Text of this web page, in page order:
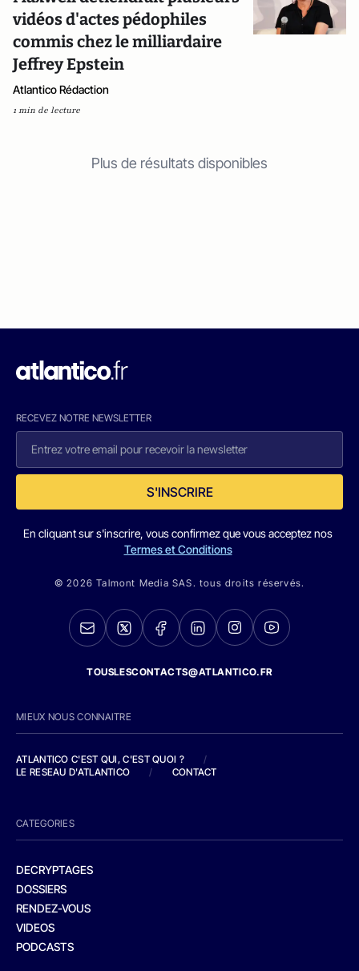
vidéos d'actes pédophiles
commis chez le milliardaire
Jeffrey Epstein
Atlantico Rédaction
1 min de lecture
Plus de résultats disponibles
RECEVEZ NOTRE NEWSLETTER
S'INSCRIRE
En cliquant sur s'inscrire, vous confirmez que vous acceptez nos
Termes et Conditions
© 2026 Talmont Media SAS. tous droits réservés.
TOUSLESCONTACTS@ATLANTICO.FR
MIEUX NOUS CONNAITRE
ATLANTICO C'EST QUI, C'EST QUOI ?
/
LE RESEAU D'ATLANTICO
/ CONTACT
CATEGORIES
DECRYPTAGES
DOSSIERS
RENDEZ-VOUS
VIDEOS
PODCASTS